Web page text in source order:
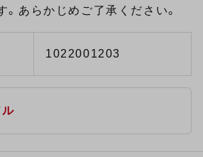
。あらかじめご了承ください。
1022001203